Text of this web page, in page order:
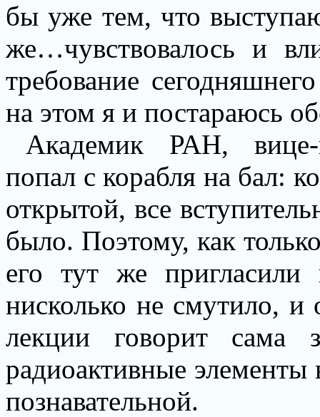
бы уже тем, что
же…чувствовалось и
требование
на этом я и постараюсь
Академик РАН,
попал с корабля на бал:
открытой, все
было. Поэтому, как
его тут же
нисколько не смутило, и
лекции говорит сама
радиоактивные элементы
познавательной.